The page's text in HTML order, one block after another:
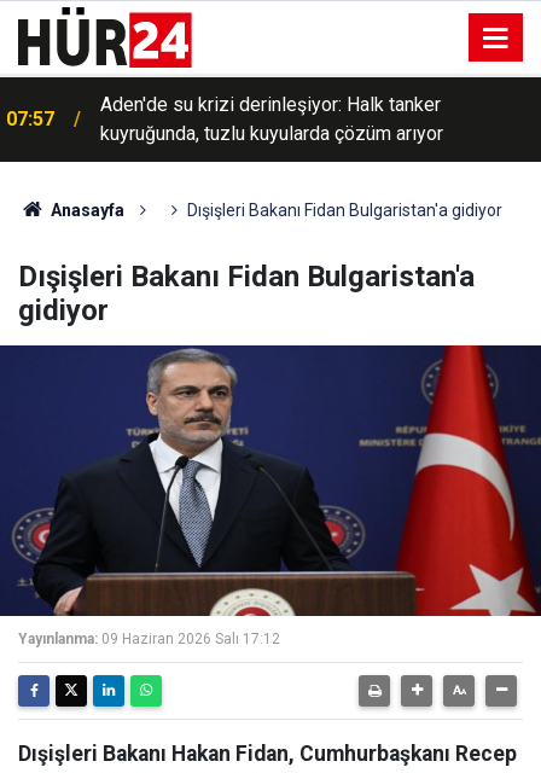
07:57
Aden'de su krizi derinleşiyor: Halk tanker
kuyruğunda, tuzlu kuyularda çözüm arıyor
07:37
"Terörsüz Türkiye" teklifi bugün Genel Kurul'da
Anasayfa Dışişleri Bakanı Fidan Bulgaristan'a gidiyor
Dışişleri Bakanı Fidan Bulgaristan'a
gidiyor
Yayınlanma: 09 Haziran 2026 Salı 17:12
Dışişleri Bakanı Hakan Fidan, Cumhurbaşkanı Recep